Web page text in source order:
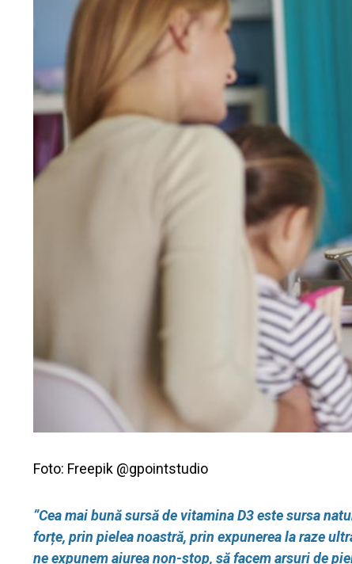
Foto: Freepik @gpointstudio
”Cea mai bună sursă de vitamina D3 este sursa
forțe, prin pielea noastră, prin expunerea la raze
ne expunem aiurea non-stop, să facem arsuri de